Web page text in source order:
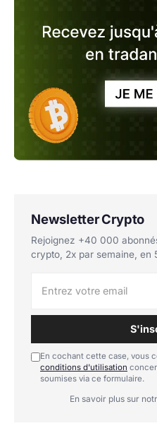
Newsletter Crypto
Rejoignez +40 000
crypto, 2x par semaine, en
En cochant cette case, vous
conditions d'utilisation
soumises via ce formulaire.
En savoir plus sur